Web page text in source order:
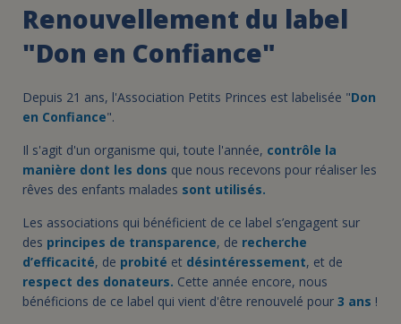
Renouvellement du label
"Don en Confiance"
Depuis 21 ans, l'Association Petits Princes est labelisée "Don
en Confiance".
Il s'agit d'un organisme qui, toute l'année, contrôle la
manière dont les dons que nous recevons pour réaliser les
rêves des enfants malades sont utilisés.
Les associations qui bénéficient de ce label s’engagent sur
des principes de transparence, de recherche
d’efficacité, de probité et désintéressement, et de
respect des donateurs. Cette année encore, nous
bénéficions de ce label qui vient d'être renouvelé pour 3 ans !